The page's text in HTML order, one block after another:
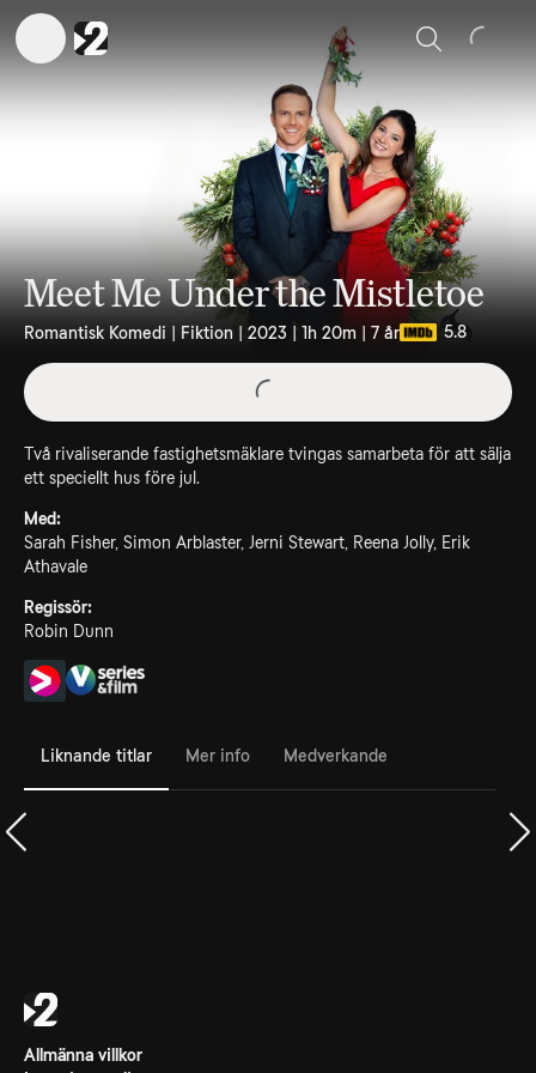
Sök
Meet Me Under the Mistletoe
Romantisk Komedi | Fiktion | 2023 | 1h 20m | 7 år 5.8
Två rivaliserande fastighetsmäklare tvingas samarbeta för att sälja
ett speciellt hus före jul.
Med:
Sarah Fisher, Simon Arblaster, Jerni Stewart, Reena Jolly, Erik
Athavale
Regissör:
Robin Dunn
Liknande titlar Mer info Medverkande
Allmänna villkor